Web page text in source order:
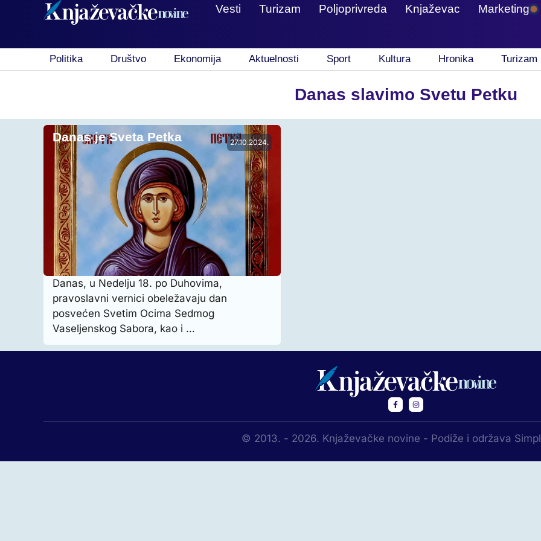
Vesti Turizam Poljoprivreda Knjaževac Marketing
Politika Društvo Ekonomija Aktuelnosti Sport Kultura Hronika Turizam
Danas slavimo Svetu Petku
27.10.2024.
Danas je Sveta Petka
Danas, u Nedelju 18. po Duhovima,
pravoslavni vernici obeležavaju dan
posvećen Svetim Ocima Sedmog
Vaseljenskog Sabora, kao i …
© 2013. - 2026. Knjaževačke novine - Podiže i održava